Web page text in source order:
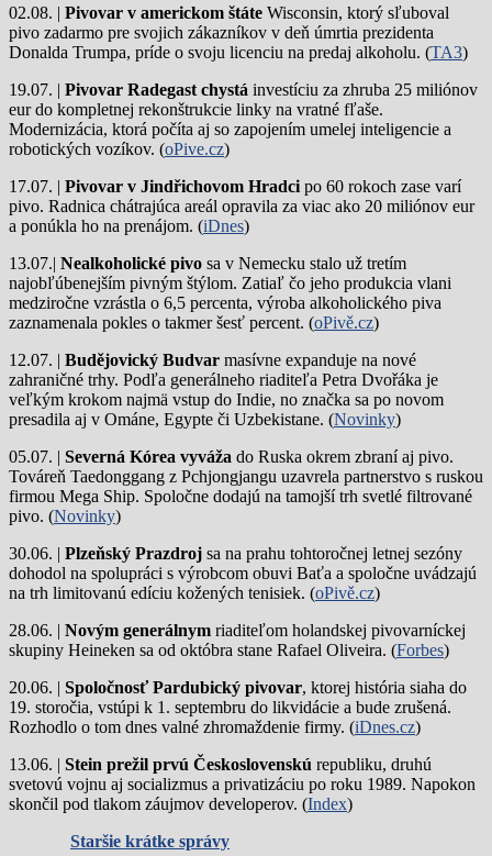
02.08. | Pivovar v americkom štáte Wisconsin, ktorý sľuboval
pivo zadarmo pre svojich zákazníkov v deň úmrtia prezidenta
Donalda Trumpa, príde o svoju licenciu na predaj alkoholu. (TA3)
19.07. | Pivovar Radegast chystá investíciu za zhruba 25 miliónov
eur do kompletnej rekonštrukcie linky na vratné fľaše.
Modernizácia, ktorá počíta aj so zapojením umelej inteligencie a
robotických vozíkov. (oPive.cz)
17.07. | Pivovar v Jindřichovom Hradci po 60 rokoch zase varí
pivo. Radnica chátrajúca areál opravila za viac ako 20 miliónov eur
a ponúkla ho na prenájom. (iDnes)
13.07.| Nealkoholické pivo sa v Nemecku stalo už tretím
najobľúbenejším pivným štýlom. Zatiaľ čo jeho produkcia vlani
medziročne vzrástla o 6,5 percenta, výroba alkoholického piva
zaznamenala pokles o takmer šesť percent. (oPivě.cz)
12.07. | Budějovický Budvar masívne expanduje na nové
zahraničné trhy. Podľa generálneho riaditeľa Petra Dvořáka je
veľkým krokom najmä vstup do Indie, no značka sa po novom
presadila aj v Ománe, Egypte či Uzbekistane. (Novinky)
05.07. | Severná Kórea vyváža do Ruska okrem zbraní aj pivo.
Továreň Taedonggang z Pchjongjangu uzavrela partnerstvo s ruskou
firmou Mega Ship. Spoločne dodajú na tamojší trh svetlé filtrované
pivo. (Novinky)
30.06. | Plzeňský Prazdroj sa na prahu tohtoročnej letnej sezóny
dohodol na spolupráci s výrobcom obuvi Baťa a spoločne uvádzajú
na trh limitovanú edíciu kožených tenisiek. (oPivě.cz)
28.06. | Novým generálnym riaditeľom holandskej pivovarníckej
skupiny Heineken sa od októbra stane Rafael Oliveira. (Forbes)
20.06. | Spoločnosť Pardubický pivovar, ktorej história siaha do
19. storočia, vstúpi k 1. septembru do likvidácie a bude zrušená.
Rozhodlo o tom dnes valné zhromaždenie firmy. (iDnes.cz)
13.06. | Stein prežil prvú Československú republiku, druhú
svetovú vojnu aj socializmus a privatizáciu po roku 1989. Napokon
skončil pod tlakom záujmov developerov. (Index)
Staršie krátke správy